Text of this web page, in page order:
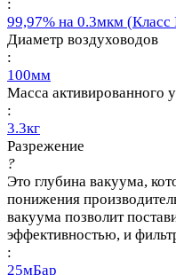
:
99,97% на 0.3мкм
Диаметр воздуховодов
:
100мм
Масса активированного
:
3.3кг
Разрежение
?
Это глубина вакуума,
понижения
вакуума позволит
эффективностью, и
:
25мБар